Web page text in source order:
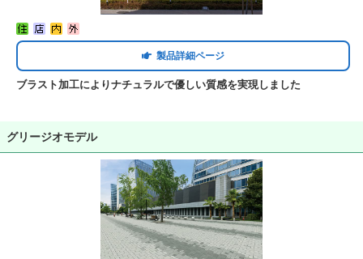
製品詳細ページ
ブラスト加工によりナチュラルで優しい質感を実現しました
グリージオモデル